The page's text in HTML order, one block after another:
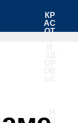
КР
АС
ОТ
О